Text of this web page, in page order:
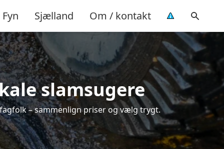
Fyn Sjælland Om / kontakt
slamsugere
– sammenlign priser og vælg trygt.